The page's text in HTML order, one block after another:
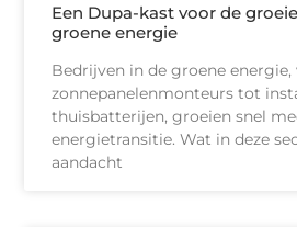
Een Dupa-kast voor de
groene energie
Bedrijven in de groene energie,
zonnepanelenmonteurs tot
thuisbatterijen, groeien snel
energietransitie. Wat in deze
aandacht